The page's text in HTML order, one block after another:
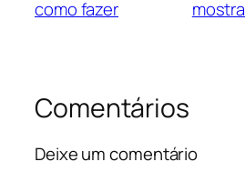
como fazer
Comentários
Deixe um comentário